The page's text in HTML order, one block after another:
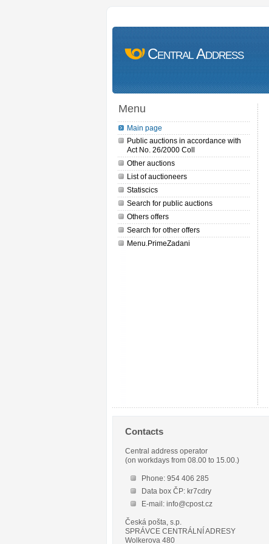
Central Address
Menu
Main page
Public auctions in accordance with
Act No. 26/2000 Coll
Other auctions
List of auctioneers
Statiscics
Search for public auctions
Others offers
Search for other offers
Menu.PrimeZadani
Contacts
Central address operator
(on workdays from 08.00 to 15.00.)
Phone: 954 406 285
Data box ČP: kr7cdry
E-mail: info@cpost.cz
Česká pošta, s.p.
SPRÁVCE CENTRÁLNÍ ADRESY
Wolkerova 480